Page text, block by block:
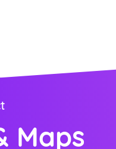
Maps